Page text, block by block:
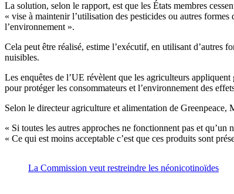
La solution, selon le rapport, est que les États membres
« vise à maintenir l’utilisation des pesticides ou autres
l’environnement ».
Cela peut être réalisé, estime l’exécutif, en utilisant d’autres
nuisibles.
Les enquêtes de l’UE révèlent que les agriculteurs
pour protéger les consommateurs et l’environnement des
Selon le directeur agriculture et alimentation de Greenpeace,
« Si toutes les autres approches ne fonctionnent pas et
« Ce qui est moins acceptable c’est que ces produits sont
La Commission veut restreindre les néonicotinoïdes